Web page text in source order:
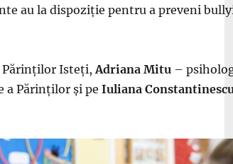
au la dispoziție pentru a preveni
Părinților Isteți, Adriana Mitu –
a Părinților și pe Iuliana